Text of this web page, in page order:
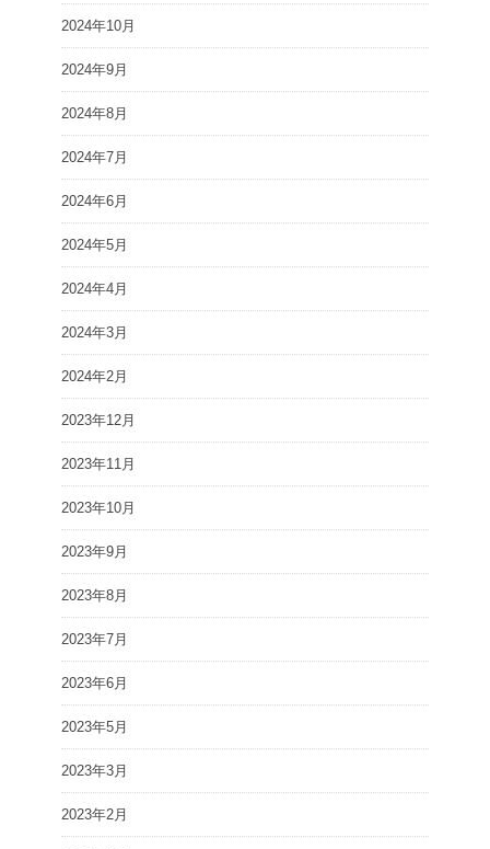
2024年10月
2024年9月
2024年8月
2024年7月
2024年6月
2024年5月
2024年4月
2024年3月
2024年2月
2023年12月
2023年11月
2023年10月
2023年9月
2023年8月
2023年7月
2023年6月
2023年5月
2023年3月
2023年2月